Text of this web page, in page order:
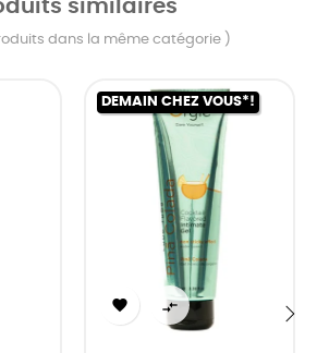
similaires
dans la même catégorie )
DEMAIN CHEZ VOUS*!
 